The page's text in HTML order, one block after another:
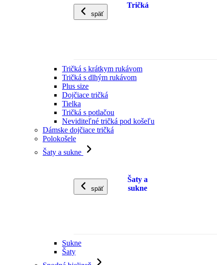
späť
Tričká
Tričká s krátkym rukávom
Tričká s dlhým rukávom
Plus size
Dojčiace tričká
Tielka
Tričká s potlačou
Neviditeľné tričká pod košeľu
Dámske dojčiace tričká
Polokošele
Šaty a sukne
späť
Šaty a
sukne
Sukne
Šaty